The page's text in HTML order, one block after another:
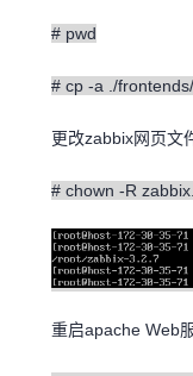
# pwd
# cp -a ./
更改zabbix 网页文
# chown -R
重启apache Web